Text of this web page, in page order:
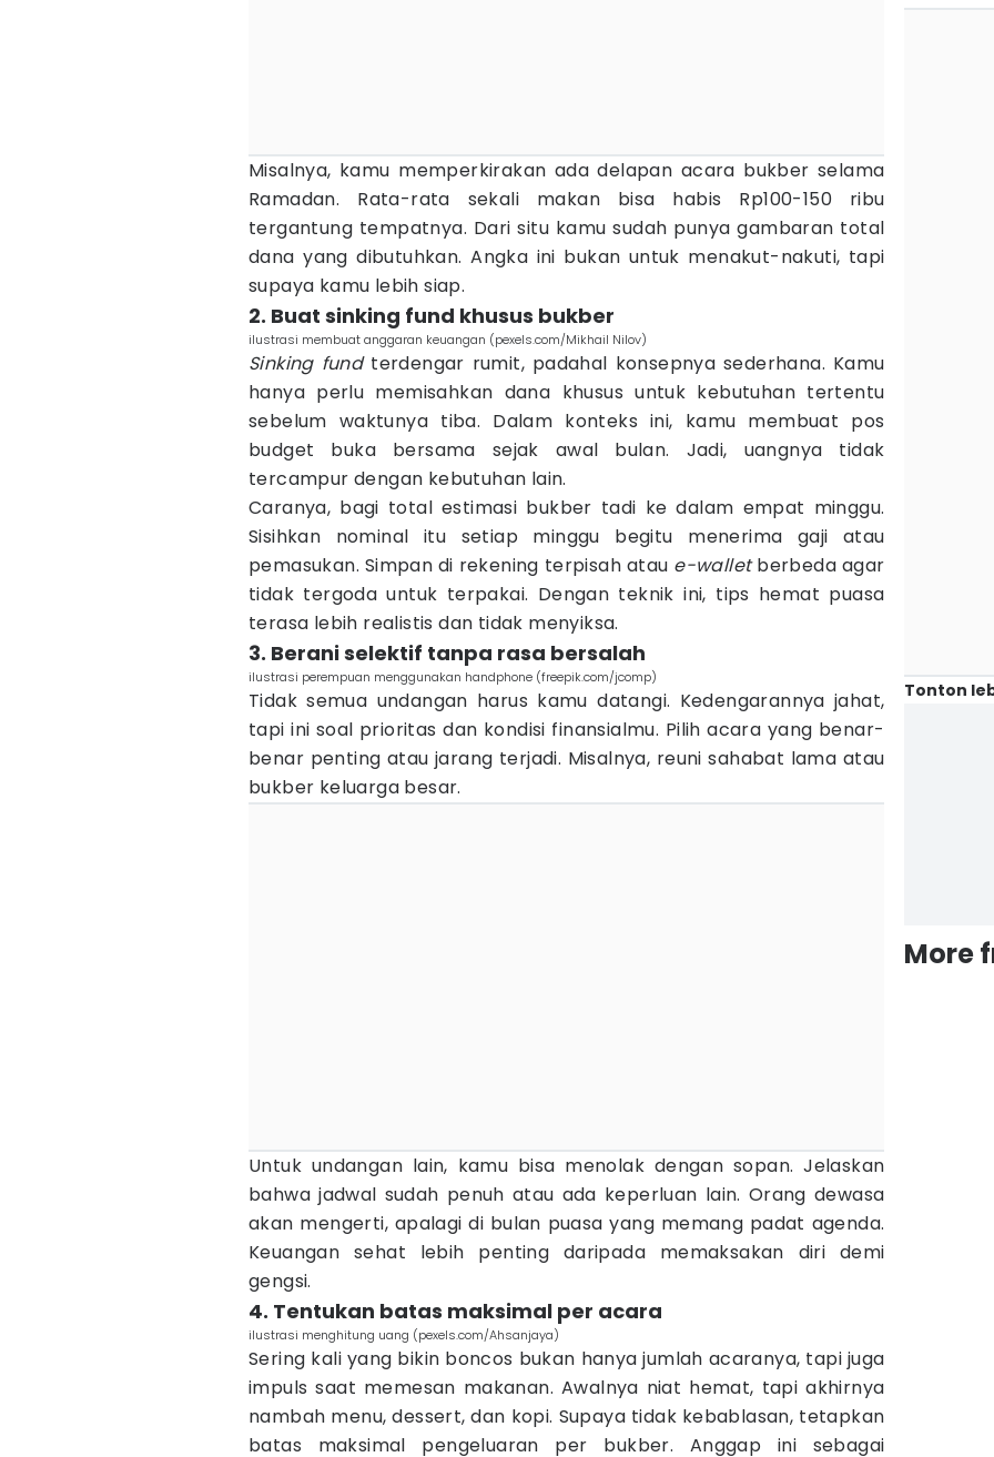
Misalnya, kamu memperkirakan ada delapan acara bukber selama
Ramadan. Rata-rata sekali makan bisa habis Rp100-150 ribu
tergantung tempatnya. Dari situ kamu sudah punya gambaran total
dana yang dibutuhkan. Angka ini bukan untuk menakut-nakuti, tapi
supaya kamu lebih siap.
2. Buat sinking fund khusus bukber
ilustrasi membuat anggaran keuangan (pexels.com/Mikhail Nilov)
Sinking fundterdengar rumit, padahal konsepnya sederhana. Kamu
hanya perlu memisahkan dana khusus untuk kebutuhan tertentu
sebelum waktunya tiba. Dalam konteks ini, kamu membuat pos
budget buka bersama sejak awal bulan. Jadi, uangnya tidak
tercampur dengan kebutuhan lain.
Caranya, bagi total estimasi bukber tadi ke dalam empat minggu.
Sisihkan nominal itu setiap minggu begitu menerima gaji atau
pemasukan. Simpan di rekening terpisah atau e-walletberbeda agar
tidak tergoda untuk terpakai. Dengan teknik ini, tips hemat puasa
terasa lebih realistis dan tidak menyiksa.
3. Berani selektif tanpa rasa bersalah
ilustrasi perempuan menggunakan handphone (freepik.com/jcomp)
Tidak semua undangan harus kamu datangi. Kedengarannya jahat,
tapi ini soal prioritas dan kondisi finansialmu. Pilih acara yang benar-
benar penting atau jarang terjadi. Misalnya, reuni sahabat lama atau
bukber keluarga besar.
Untuk undangan lain, kamu bisa menolak dengan sopan. Jelaskan
bahwa jadwal sudah penuh atau ada keperluan lain. Orang dewasa
akan mengerti, apalagi di bulan puasa yang memang padat agenda.
Keuangan sehat lebih penting daripada memaksakan diri demi
gengsi.
4. Tentukan batas maksimal per acara
ilustrasi menghitung uang (pexels.com/Ahsanjaya)
Sering kali yang bikin boncos bukan hanya jumlah acaranya, tapi juga
impuls saat memesan makanan. Awalnya niat hemat, tapi akhirnya
nambah menu, dessert, dan kopi. Supaya tidak kebablasan, tetapkan
batas maksimal pengeluaran per bukber. Anggap ini sebagai
Tonton
More